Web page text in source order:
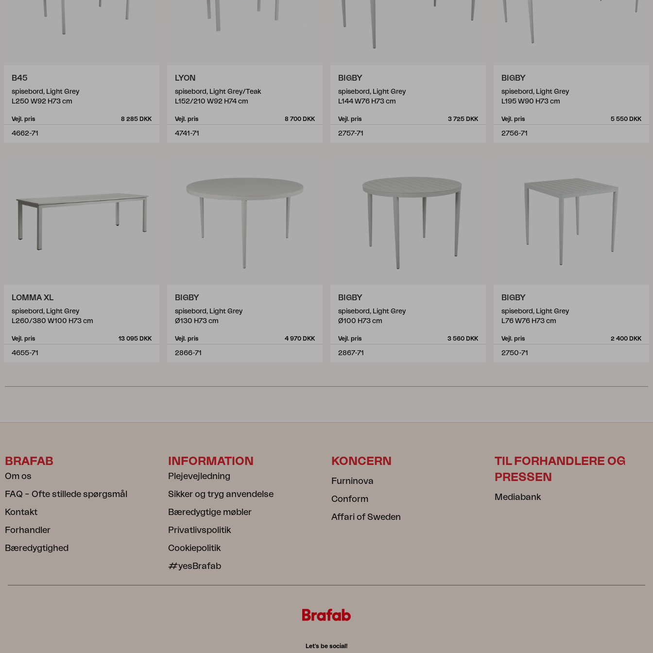
B45
spisebord, Light Grey
L250 W92 H73 cm
Vejl. pris 8 285 DKK
4662-71
LYON
spisebord, Light Grey/Teak
L152/210 W92 H74 cm
Vejl. pris 8 700 DKK
4741-71
BIGBY
spisebord, Light Grey
L144 W76 H73 cm
Vejl. pris 3 725 DKK
2757-71
BIGBY
spisebord, Light Grey
L195 W90 H73 cm
Vejl. pris 5 550 DKK
2756-71
LOMMA XL
spisebord, Light Grey
L260/380 W100 H73 cm
Vejl. pris 13 095 DKK
4655-71
BIGBY
spisebord, Light Grey
Ø130 H73 cm
Vejl. pris 4 970 DKK
2866-71
BIGBY
spisebord, Light Grey
Ø100 H73 cm
Vejl. pris 3 560 DKK
2867-71
BIGBY
spisebord, Light Grey
L76 W76 H73 cm
Vejl. pris 2 400 DKK
2750-71
BRAFAB
Om os
FAQ – Ofte stillede spørgsmål
Kontakt
Forhandler
Bæredygtighed
INFORMATION
Plejevejledning
Sikker og tryg anvendelse
Bæredygtige møbler
Privatlivspolitik
Cookiepolitik
#yesBrafab
KONCERN
Furninova
Conform
Affari of Sweden
TIL FORHANDLERE OG
PRESSEN
Mediabank
Let's be social!